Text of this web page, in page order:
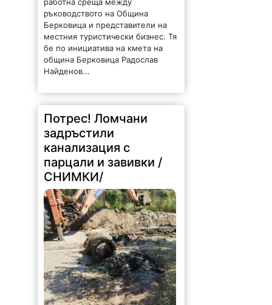
работна среща между
ръководството на Община
Берковица и представители на
местния туристически бизнес. Тя
бе по инициатива на кмета на
община Берковица Радослав
Найденов...
Потрес! Ломчани
задръстили
канализация с
парцали и завивки /
СНИМКИ/